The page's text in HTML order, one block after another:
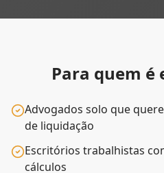
Para quem é
Advogados solo que
de liquidação
Escritórios trabalhistas
cálculos